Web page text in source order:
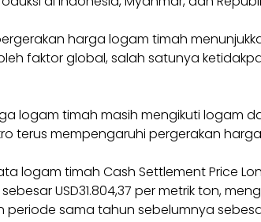
harga logam timah
faktor global, salah satunya
logam timah masih mengikuti logam
terus mempengaruhi pergerakan
logam timah Cash Settlement Price
USD31.804,37 per metrik ton,
sama tahun sebelumnya